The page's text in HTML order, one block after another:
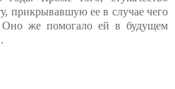
прикрывавшую ее в случае чего
Оно же помогало ей в будущем